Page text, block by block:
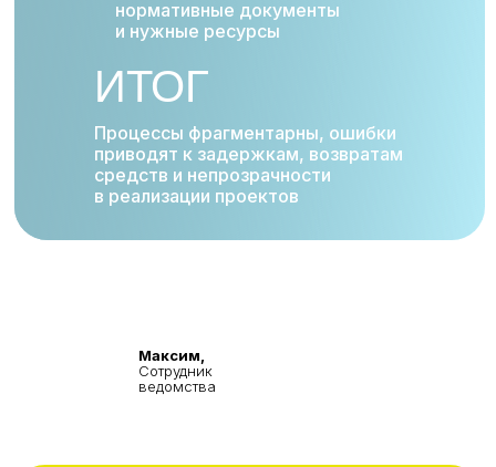
нормативные документы
и нужные ресурсы
Процессы фрагментарны, ошибки
приводят к задержкам, возвратам
средств и непрозрачности
в реализации проектов
ИТОГ
Максим,
Сотрудник
ведомства